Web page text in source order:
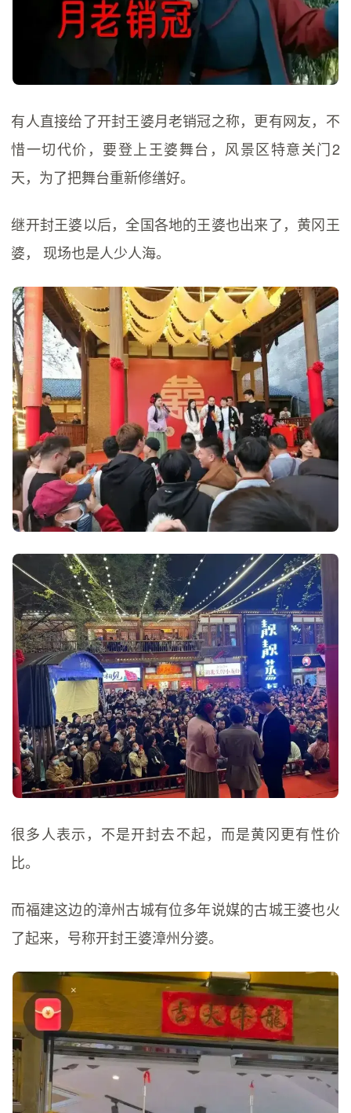
有人直接给了开封王婆月老销冠之称，更有网友，不
惜一切代价，要登上王婆舞台，风景区特意关门2
天，为了把舞台重新修缮好。
继开封王婆以后，全国各地的王婆也出来了，黄冈王
婆， 现场也是人少人海。
很多人表示，不是开封去不起，而是黄冈更有性价
比。
而福建这边的漳州古城有位多年说媒的古城王婆也火
了起来，号称开封王婆漳州分婆。